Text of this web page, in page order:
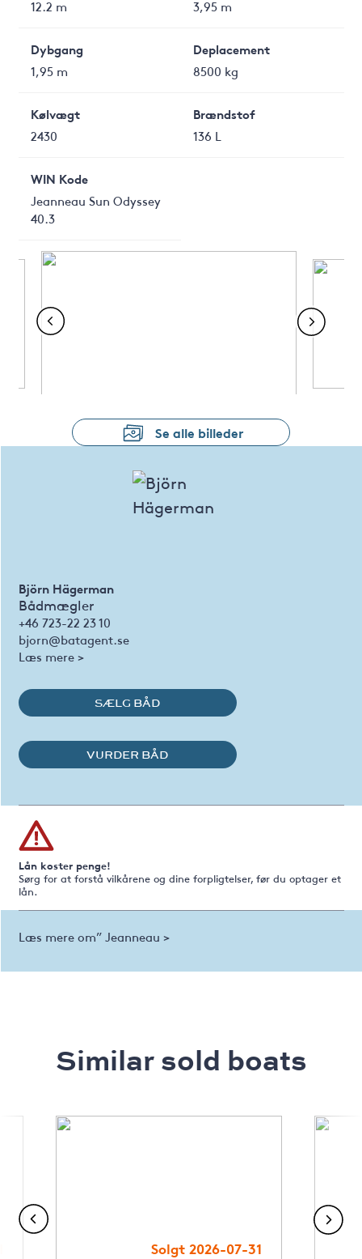
12.2 m 3,95 m
Dybgang
1,95 m
Deplacement
8500 kg
Kølvægt
2430
Brændstof
136 L
WIN Kode
Jeanneau Sun Odyssey
40.3
Se alle billeder
Björn Hägerman
Bådmægler
+46 723-22 23 10
bjorn@batagent.se
Læs mere >
SÆLG BÅD
VURDER BÅD
Lån koster penge!
Sørg for at forstå vilkårene og dine forpligtelser, før du optager et
lån.
Læs mere om” Jeanneau >
Similar sold boats
Solgt 2026-07-31